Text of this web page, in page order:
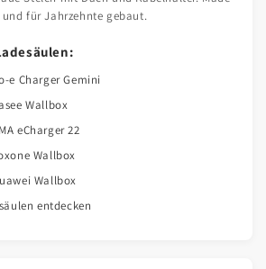
für Jahrzehnte gebaut.
e Charger Gemini
Wallbox
eCharger 22
Wallbox
Wallbox
entdecken